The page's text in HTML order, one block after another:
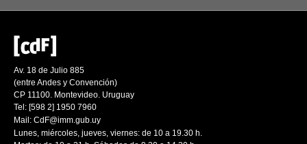
Av. 18 de Julio 885
(entre Andes y Convención)
CP 11100. Montevideo. Uruguay
Tel: [598 2] 1950 7960
Mail: CdF@imm.gub.uy
Lunes, miércoles, jueves, viernes: de 10 a 19.30 h.